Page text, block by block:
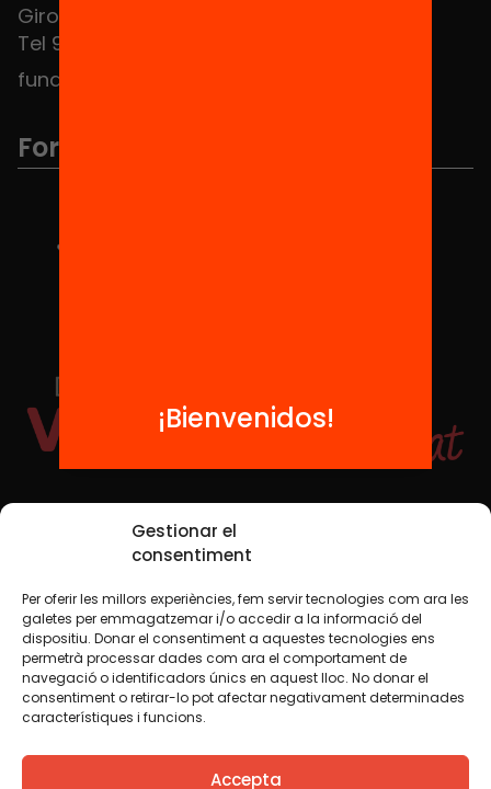
Gestionar el
consentiment
Per oferir les millors experiències, fem servir tecnologies com ara les
galetes per emmagatzemar i/o accedir a la informació del
dispositiu. Donar el consentiment a aquestes tecnologies ens
permetrà processar dades com ara el comportament de
navegació o identificadors únics en aquest lloc. No donar el
consentiment o retirar-lo pot afectar negativament determinades
característiques i funcions.
Accepta
Girona 34, interior 08010 Barcelona
Tel 934 588 700
fundacio@equitat.org
Formamos parte de...
Redes sociales
TWT YTB IG FB IN
Aviso legalPolítica de cookies
Creemos que el conocimiento debe compartirse. Por eso
utilizamos una licencia Creative Commons, salvo que en
¡Bienvenidos!